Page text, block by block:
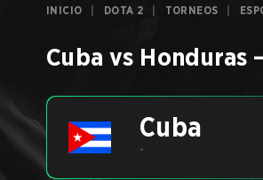
INICIO DOTA 2 TORNEOS
Cuba vs Honduras
Cuba
-